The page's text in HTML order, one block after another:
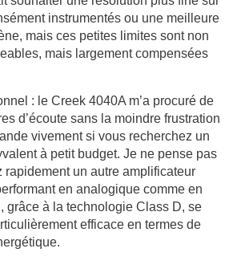
instrumentés ou une meilleure
mais ces petites limites sont non
mais largement compensées
: le Creek 4040A m’a procuré de
d’écoute sans la moindre frustration
vivement si vous recherchez un
à petit budget. Je ne pense pas
rapidement un autre amplificateur
en analogique comme en
grâce à la technologie Class D, se
efficace en termes de